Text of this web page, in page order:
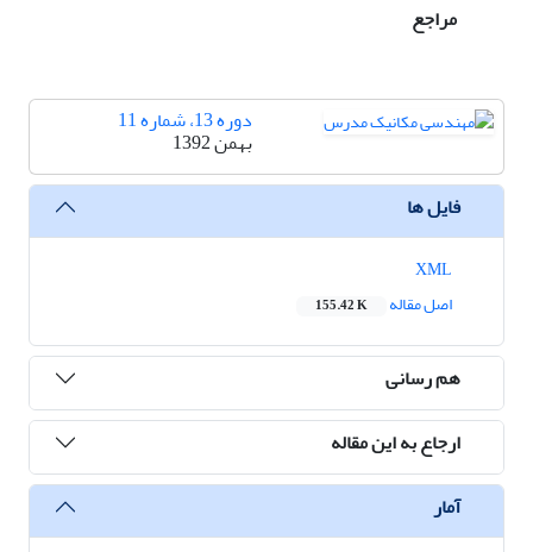
مراجع
دوره 13، شماره 11
بهمن 1392
فایل ها
اصل مقاله
155.42 K
هم رسانی
ارجاع به این مقاله
آمار